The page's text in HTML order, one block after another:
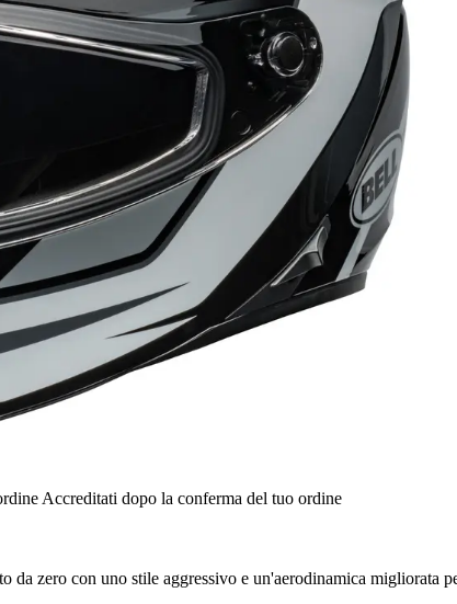
Accreditati dopo la conferma del tuo ordine
da zero con uno stile aggressivo e un'aerodinamica migliorata